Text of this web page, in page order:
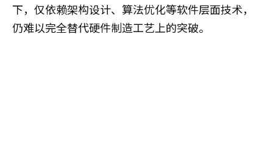
下，仅依赖架构设计、算法优化等软件层面技术，
仍难以完全替代硬件制造工艺上的突破。